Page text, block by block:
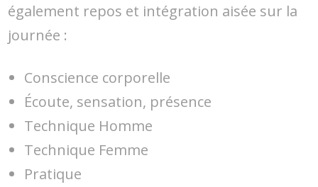
également repos et intégration aisée sur la
journée :
Conscience corporelle
Écoute, sensation, présence
Technique Homme
Technique Femme
Pratique